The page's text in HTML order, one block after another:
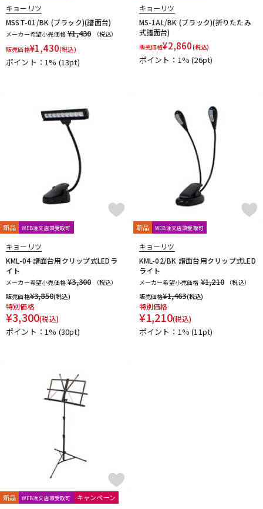
キョーリツ
MSST-01/BK (ブラック)(譜面台)
メーカー希望小売価格 ¥1,430
（税込）
販売価格¥1,430(税込)
ポイント：1% (13pt)
キョーリツ
MS-1AL/BK (ブラック)(折りたたみ
式譜面台)
販売価格¥2,860(税込)
ポイント：1%(26pt)
新品 WEB注文店頭受取可
キョーリツ
KML-04 譜面台用クリップ式LEDラ
イト
メーカー希望小売価格 ¥3,300
（税込）
販売価格¥3,850(税込)
特別価格
¥3,300(税込)
ポイント：1% (30pt)
新品 WEB注文店頭受取可
キョーリツ
KML-02/BK 譜面台用クリップ式LED
ライト
メーカー希望小売価格 ¥1,210
（税込）
販売価格¥1,463(税込)
特別価格
¥1,210(税込)
ポイント：1%(11pt)
新品 WEB注文店頭受取可 キャンペーン